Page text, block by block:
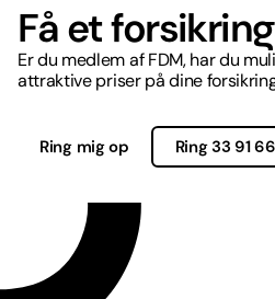
Få et
Er du medlem af FDM, har du
attraktive priser på dine
Ring mig op Ring 33 91